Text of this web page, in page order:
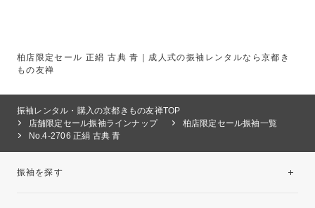
柏店限定セール 正絹 古典 青｜成人式の振袖レンタルなら京都き
もの友禅
振袖レンタル・購入の京都きもの友禅TOP
店舗限定セール振袖ラインナップ
柏店限定セール振袖一覧
No.4-2706 正絹 古典 青
振袖を探す